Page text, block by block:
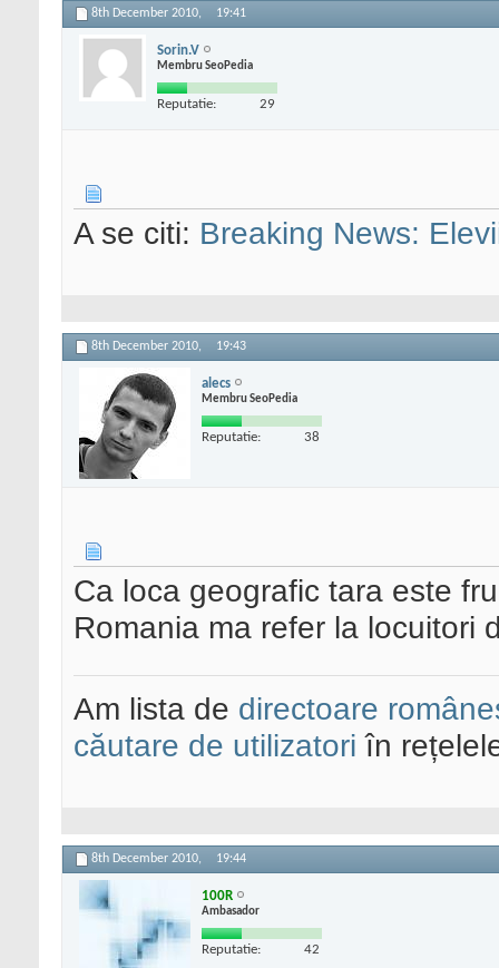
8th December 2010, 19:41
Sorin.V
Membru SeoPedia
Reputatie: 29
A se citi: Breaking News:
8th December 2010, 19:43
alecs
Membru SeoPedia
Reputatie: 38
Ca loca geografic tara este
Romania ma refer la locuitori
Am lista de directoare
căutare de utilizatori în
8th December 2010, 19:44
100R
Ambasador
Reputatie: 42